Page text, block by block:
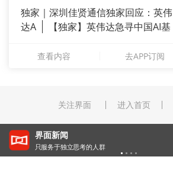
独家｜深圳佳贤通信独家回应：英伟
达A
【独家】英伟达急寻中国AI基
查看内容 去APP订阅
关注界面 进入首页
界面新闻
只服务于独立思考的人群